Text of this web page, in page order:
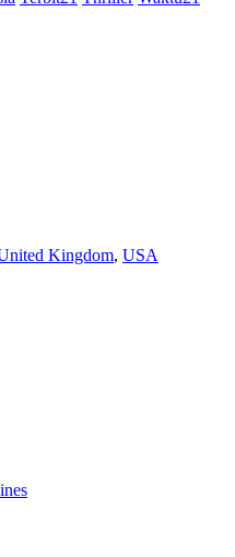
Kingdom, USA